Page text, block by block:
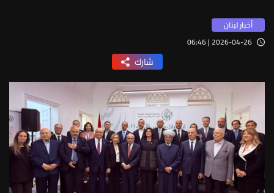
أخبار لبنان
2026-04-26 | 06:46
شارك